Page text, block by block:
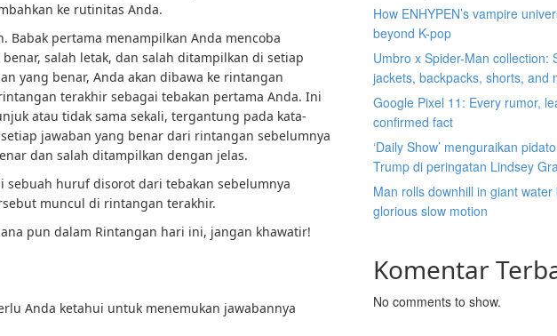
ke rutinitas Anda.
Babak pertama menampilkan Anda mencoba
salah letak, dan salah ditampilkan di setiap
yang benar, Anda akan dibawa ke rintangan
terakhir sebagai tebakan pertama Anda. Ini
atau tidak sama sekali, tergantung pada kata-
jawaban yang benar dari rintangan sebelumnya
dan salah ditampilkan dengan jelas.
sebuah huruf disorot dari tebakan sebelumnya
muncul di rintangan terakhir.
pun dalam Rintangan hari ini, jangan khawatir!
Anda ketahui untuk menemukan jawabannya
How ENHYPEN’s vampire
beyond K-pop
Umbro x Spider-Man collection:
jackets, backpacks, shorts, and
Google Pixel 11: Every rumor,
confirmed fact
‘Daily Show’ menguraikan
Trump di peringatan Lindsey
Man rolls downhill in giant water
glorious slow motion
Komentar
No comments to show.